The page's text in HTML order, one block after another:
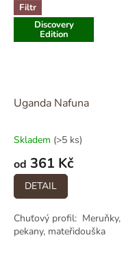
Filtr
Discovery
Edition
Uganda Nafuna
Skladem (>5 ks)
od 361 Kč
DETAIL
Chuťový profil: Meruňky,
pekany, mateřidouška